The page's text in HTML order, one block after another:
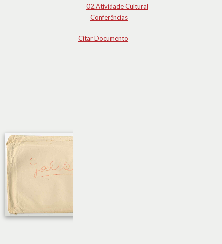
02.Atividade Cultural
Conferências
Citar Documento